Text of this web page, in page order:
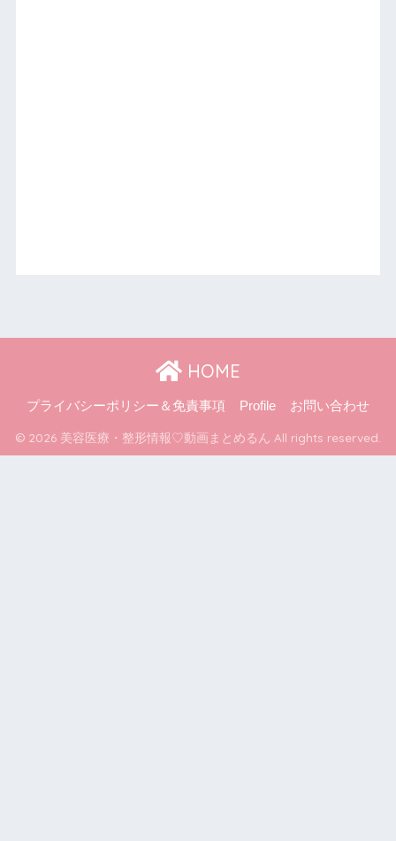
HOME
プライバシーポリシー＆免責事項 Profile お問い合わせ
© 2026 美容医療・整形情報♡動画まとめるん All rights reserved.